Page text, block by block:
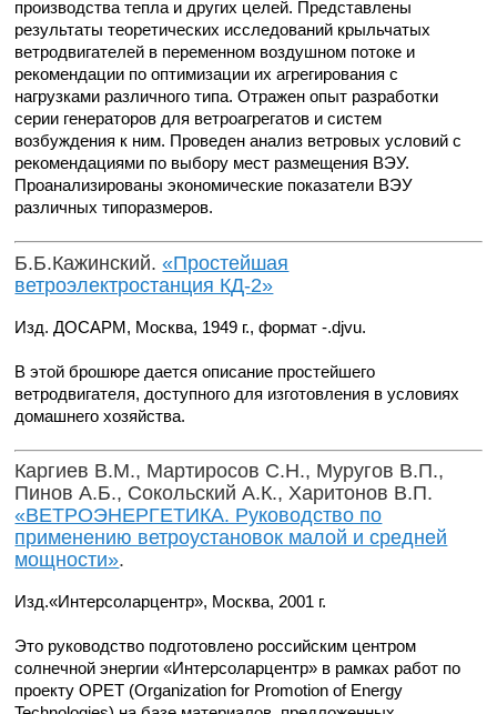
производства тепла и других целей. Представлены
результаты теоретических исследований крыльчатых
ветродвигателей в переменном воздушном потоке и
рекомендации по оптимизации их агрегирования с
нагрузками различного типа. Отражен опыт разработки
серии генераторов для ветроагрегатов и систем
возбуждения к ним. Проведен анализ ветровых условий с
рекомендациями по выбору мест размещения ВЭУ.
Проанализированы экономические показатели ВЭУ
различных типоразмеров.
Б.Б.Кажинский.«Простейшая
ветроэлектростанция КД-2»
Изд. ДОСАРМ, Москва, 1949 г., формат -.djvu.
В этой брошюре дается описание простейшего
ветродвигателя, доступного для изготовления в условиях
домашнего хозяйства.
Каргиев В.М., Мартиросов С.Н., Муругов В.П.,
Пинов А.Б., Сокольский А.К., Харитонов В.П.
«ВЕТРОЭНЕРГЕТИКА. Руководство по
применению ветроустановок малой и средней
мощности».
Изд.«Интерсоларцентр», Москва, 2001 г.
Это руководство подготовлено российским центром
солнечной энергии «Интерсоларцентр» в рамках работ по
проекту ОРЕТ (Organization for Promotion of Energy